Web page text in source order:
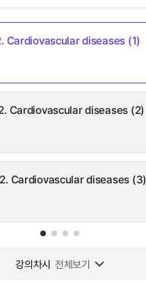
Cardiovascular diseases (1)
Cardiovascular diseases (2)
Cardiovascular diseases (3)
강의차시 전체보기